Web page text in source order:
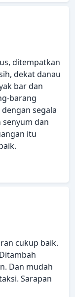
ditempatkan
dekat danau
bar dan
barang
segala
dan
itu
cukup baik.
Dan mudah
Sarapan